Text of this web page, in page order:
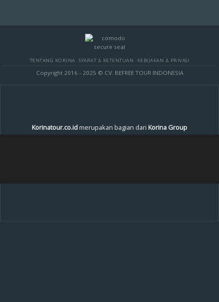
TENTANG KORINA SYARAT & KETENTUAN KEBIJAKAN & PRIVASI
Copyright 2016 - 2025 © CV. BEFREE TOUR INDONESIA
Korinatour.co.idmerupakan bagian dari Korina Group